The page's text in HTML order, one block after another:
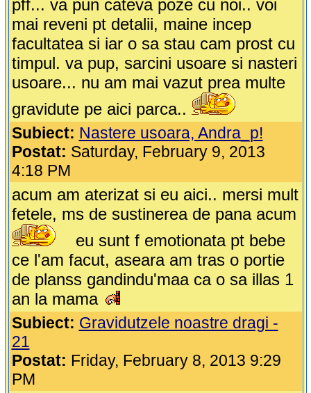
pff... va pun cateva poze cu noi.. voi
mai reveni pt detalii, maine incep
facultatea si iar o sa stau cam prost cu
timpul. va pup, sarcini usoare si nasteri
usoare... nu am mai vazut prea multe
gravidute pe aici parca..
Subiect: Nastere usoara, Andra_p!
Postat: Saturday, February 9, 2013
4:18 PM
acum am aterizat si eu aici.. mersi mult
fetele, ms de sustinerea de pana acum
eu sunt f emotionata pt bebe
ce l'am facut, aseara am tras o portie
de planss gandindu'maa ca o sa illas 1
an la mama
Subiect: Gravidutzele noastre dragi -
21
Postat: Friday, February 8, 2013 9:29
PM